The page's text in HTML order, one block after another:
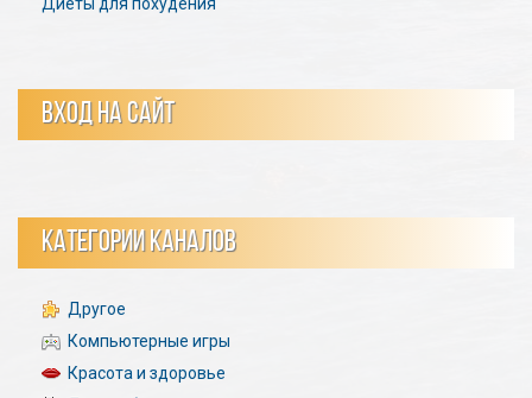
ВХОД НА САЙТ
КАТЕГОРИИ КАНАЛОВ
Другое
Компьютерные игры
Красота и здоровье